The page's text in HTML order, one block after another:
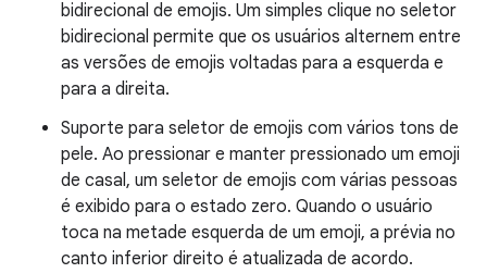
bidirecional de emojis. Um simples clique no seletor
bidirecional permite que os usuários alternem entre
as versões de emojis voltadas para a esquerda e
para a direita.
Suporte para seletor de emojis com vários tons de
pele. Ao pressionar e manter pressionado um emoji
de casal, um seletor de emojis com várias pessoas
é exibido para o estado zero. Quando o usuário
toca na metade esquerda de um emoji, a prévia no
canto inferior direito é atualizada de acordo.